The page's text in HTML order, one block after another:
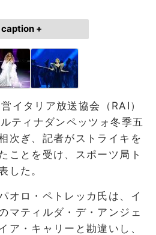
caption +
イタリア放送協会（RAI）
ティナダンペッツォ冬季五
次ぎ、記者がストライキを
ことを受け、スポーツ局ト
した。
オロ・ペトレッカ氏は、イ
マティルダ・デ・アンジェ
ア・キャリーと勘違いし、